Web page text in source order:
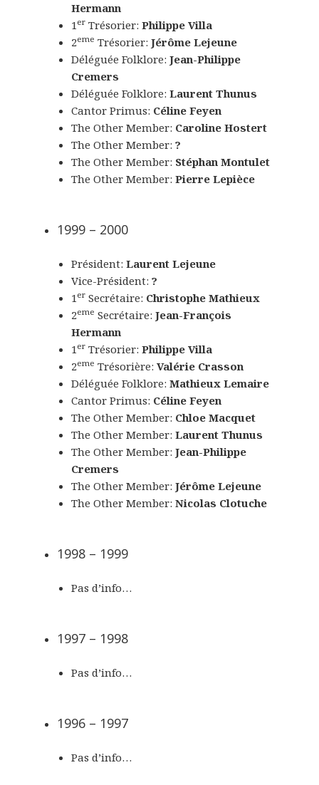
Hermann
1erTrésorier: Philippe Villa
2eme Trésorier: Jérôme Lejeune
Déléguée Folklore: Jean-Philippe
Cremers
Déléguée Folklore: Laurent Thunus
Cantor Primus: Céline Feyen
The Other Member: Caroline Hostert
The Other Member: ?
The Other Member: Stéphan Montulet
The Other Member: Pierre Lepièce
1999 – 2000
Président: Laurent Lejeune
Vice-Président: ?
1erSecrétaire: Christophe Mathieux
2eme Secrétaire: Jean-François
Hermann
1erTrésorier: Philippe Villa
2eme Trésorière: Valérie Crasson
Déléguée Folklore: Mathieux Lemaire
Cantor Primus: Céline Feyen
The Other Member: Chloe Macquet
The Other Member: Laurent Thunus
The Other Member: Jean-Philippe
Cremers
The Other Member: Jérôme Lejeune
The Other Member: Nicolas Clotuche
1998 – 1999
Pas d’info…
1997 – 1998
Pas d’info…
1996 – 1997
Pas d’info…